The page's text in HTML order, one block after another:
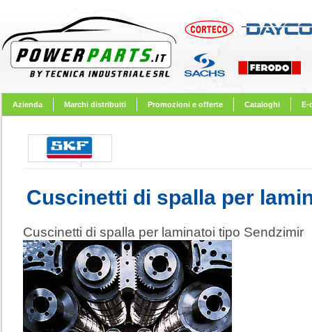
Azienda Marchi distribuiti Promozioni e offerte Cataloghi E-
Cuscinetti di spalla per
Cuscinetti di spalla per laminatoi tipo Sendzimir